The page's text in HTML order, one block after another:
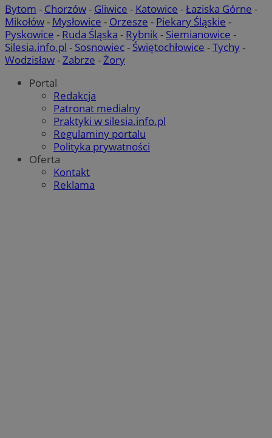
Bytom - Chorzów- Gliwice - Katowice -Łaziska Górne -
Mikołów- Mysłowice - Orzesze - Piekary Śląskie -
Pyskowice - Ruda Śląska - Rybnik- Siemianowice -
Silesia.info.pl - Sosnowiec- Świętochłowice -Tychy-
Wodzisław-Zabrze -Żory
Portal
Redakcja
Patronat medialny
Praktyki w silesia.info.pl
Regulaminy portalu
Polityka prywatności
Oferta
Kontakt
Reklama